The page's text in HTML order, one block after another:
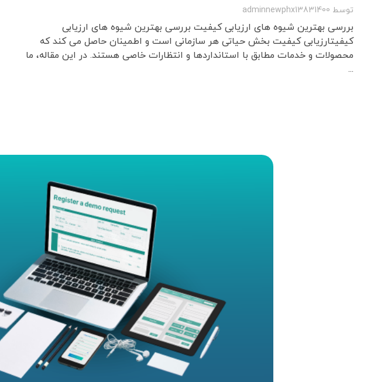
توسط adminnewphx13831400
بررسی بهترین شیوه های ارزیابی کیفیت بررسی بهترین شیوه های ارزیابی
کیفیتارزیابی کیفیت بخش حیاتی هر سازمانی است و اطمینان حاصل می کند که
محصولات و خدمات مطابق با استانداردها و انتظارات خاصی هستند. در این مقاله، ما
...